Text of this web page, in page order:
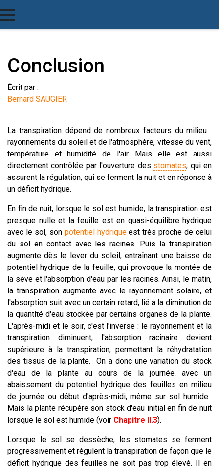
Conclusion
Écrit par :
Bernard SAUGIER
La transpiration dépend de nombreux facteurs du milieu :
rayonnements du soleil et de l'atmosphère, vitesse du vent,
température et humidité de l'air. Mais elle est aussi
directement contrôlée par l'ouverture des stomates, qui en
assurent la régulation, qui se ferment la nuit et en réponse à
un déficit hydrique.
En fin de nuit, lorsque le sol est humide, la transpiration est
presque nulle et la feuille est en quasi-équilibre hydrique
avec le sol, son potentiel hydriqueest très proche de celui
du sol en contact avec les racines. Puis la transpiration
augmente dès le lever du soleil, entraînant une baisse de
potentiel hydrique de la feuille, qui provoque la montée de
la sève et l'absorption d'eau par les racines. Ainsi, le matin,
la transpiration augmente avec le rayonnement solaire, et
l'absorption suit avec un certain retard, lié à la diminution de
la quantité d'eau stockée par certains organes de la plante.
L'après-midi et le soir, c'est l'inverse : le rayonnement et la
transpiration diminuent, l'absorption racinaire devient
supérieure à la transpiration, permettant la réhydratation
des tissus de la plante. On a donc une variation du stock
d'eau de la plante au cours de la journée, avec un
abaissement du potentiel hydrique des feuilles en milieu
de journée ou début d'après-midi, même sur sol humide.
Mais la plante récupère son stock d'eau initial en fin de nuit
lorsque le sol est humide (voir Chapitre II.3).
Lorsque le sol se dessèche, les stomates se ferment
progressivement et régulent la transpiration de façon que le
déficit hydrique des feuilles ne soit pas trop élevé. Il en